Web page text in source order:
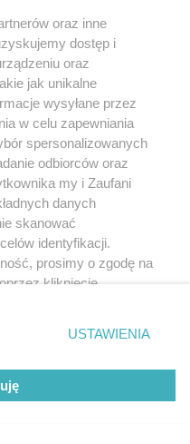
oraz inne
dostęp i
oraz
jak unikalne
wysyłane przez
w celu zapewniania
spersonalizowanych
odbiorców oraz
my i Zaufani
danych
skanować
identyfikacji.
prosimy o zgodę na
kliknięcie
ustawień prywatności
strony
wymagają zgody
się takiemu
miały zastosowanie tylko
USTAWIENIA